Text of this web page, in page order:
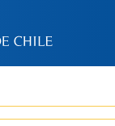
BIBLIOTECAS